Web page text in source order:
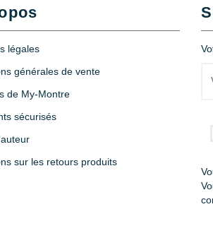
légales
générales de vente
de My-Montre
sécurisés
sur les retours produits